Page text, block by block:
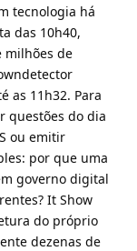
tecnologia há
das 10h40,
milhões de
as 11h32. Para
questões do dia
ou emitir
por que uma
governo digital
It Show
do próprio
dezenas de